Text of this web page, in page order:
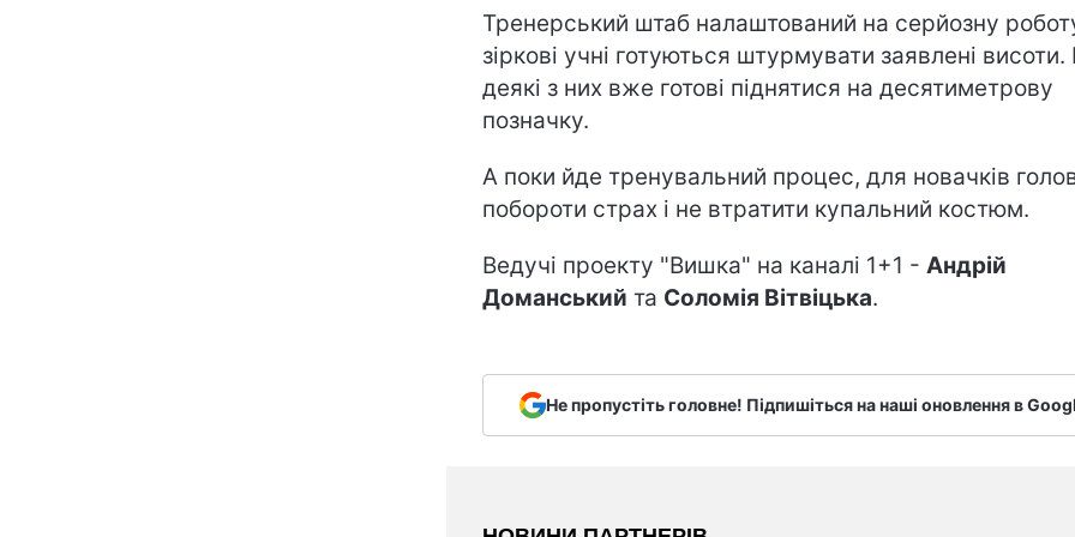
Тренерський штаб налаштований на серйозну
зіркові учні готуються штурмувати заявлені висоти. І
деякі з них вже готові піднятися на десятиметрову
позначку.
А поки йде тренувальний процес, для новачків
побороти страх і не втратити купальний костюм.
Ведучі проекту "Вишка" на каналі 1+1 - Андрій
Доманський та Соломія Вітвіцька.
Не пропустіть головне! Підпишіться на наші оновлення в